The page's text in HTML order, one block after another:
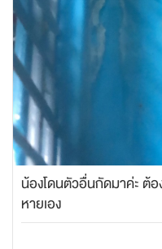
น้องโดนตัวอื่นกัดมาค่ะ ต้อ
หายเอง